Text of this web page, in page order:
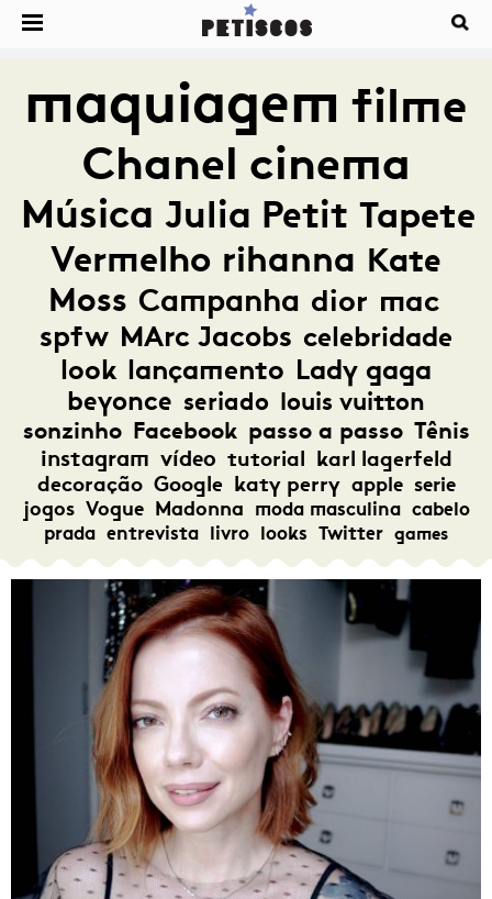
maquiagem filme
Chanel cinema
Música Julia Petit Tapete
Vermelho rihanna Kate
Moss Campanha dior mac
spfw MArc Jacobs celebridade
look lançamento Lady gaga
beyonce seriado louis vuitton
sonzinho Facebook passo a passo Tênis
instagram vídeo tutorial karl lagerfeld
decoração Google katy perry apple serie
jogos Vogue Madonna moda masculina cabelo
prada entrevista livro looks Twitter games